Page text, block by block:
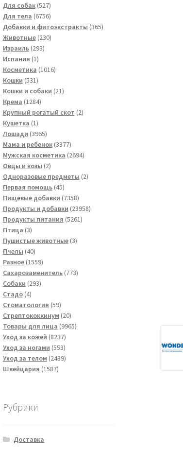
Для собак 527527
товаров
Для тела 67566756
товаров
Добавки и фитоэкстракты 365365
Животные 230230
Израиль 293293
Испания 11
товар
Косметика 10161016
Кошки 531531
товар
Кошки и собаки 2121
Крема 12841284
товара
Крупный рогатый скот 22
Кушетка 11
товар
Лошади 39653965
товаров
Мама и ребенок 33773377
товаров
Мужская косметика 26942694
Овцы и козы 22
товара
Одноразовые предметы 22
Первая помощь 4545
товаров
Пищевые добавки 73587358
товаров
Продукты и добавки 2395823958
Продукты питания 52615261
Птица 33
товара
Пушистые животные 33
Пчелы 4040
товаров
Разное 15591559
товаров
Сахарозаменитель 773773
Собаки 293293
Стадо 44
товара
Стоматология 5959
товаров
Стрептококкинум 2020
товаров
Товары для лица 99659965
Уход за кожей 82378237
товаров
Уход за ногами 553553
товара
Уход за телом 24392439
Швейцария 15871587
Рубрики
Доставка